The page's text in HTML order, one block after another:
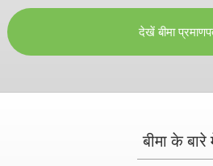
देखें बीमा
बीमा के बारे